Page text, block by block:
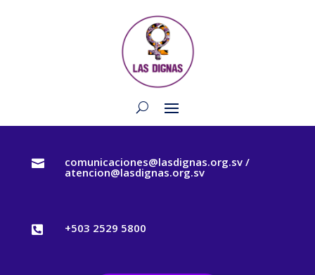
 comunicaciones@lasdignas.org.sv /
atencion@lasdignas.org.sv
 +503 2529 5800